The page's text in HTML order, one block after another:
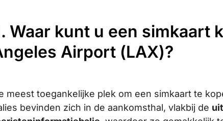
Waar kunt u een simkaart
Airport (LAX)?
meest toegankelijke plek om een simkaart te
bevinden zich in de aankomsthal, vlakbij de